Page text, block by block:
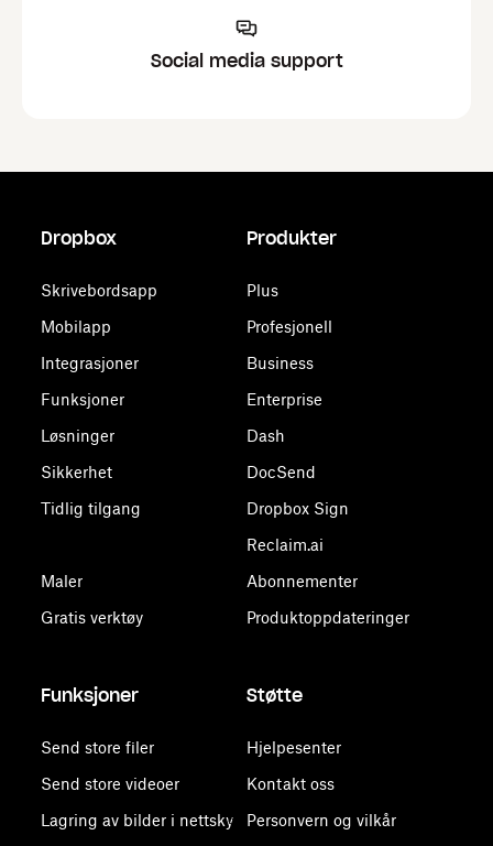
Social media support
Dropbox
Skrivebordsapp
Mobilapp
Integrasjoner
Funksjoner
Løsninger
Sikkerhet
Tidlig tilgang
Maler
Gratis verktøy
Produkter
Plus
Profesjonell
Business
Enterprise
Dash
DocSend
Dropbox Sign
Reclaim.ai
Abonnementer
Produktoppdateringer
Funksjoner
Send store filer
Send store videoer
Lagring av bilder i nettsky
Støtte
Hjelpesenter
Kontakt oss
Personvern og vilkår